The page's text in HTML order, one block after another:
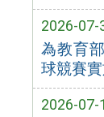
2026-07-
為教育
球競賽
2026-07-